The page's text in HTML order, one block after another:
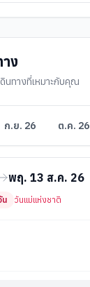
ง
นทางที่เหมาะกับคุณ
ก.ย. 26 ต.ค. 26
พฤ. 13 ส.ค. 26
น วันแม่แห่งชาติ